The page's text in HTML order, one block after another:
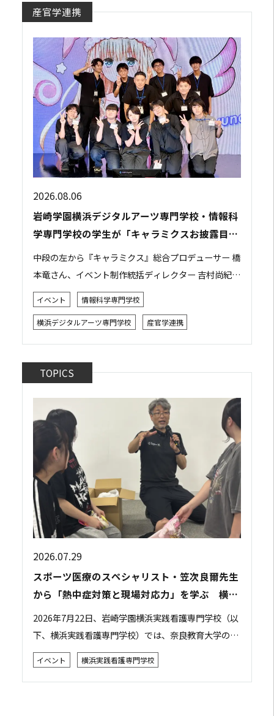
産官学連携
2026.08.06
岩崎学園横浜デジタルアーツ専門学校・情報科
学専門学校の学生が「キャラミクスお披露目イ
ベント」の運営スタッフとして参加しました
中段の左から『キャラミクス』総合プロデューサー 橋
本竜さん、イベント制作統括ディレクター 吉村尚紀さ
ん 2026年8月2日、都内で開催された株式会社リモア
主催の「キャラミクスお披露目イベント」...
イベント 情報科学専門学校
横浜デジタルアーツ専門学校 産官学連携
TOPICS
2026.07.29
スポーツ医療のスペシャリスト・笠次良爾先生
から「熱中症対策と現場対応力」を学ぶ 横浜
実践看護専門学校で特別講義を開催
2026年7月22日、岩崎学園横浜実践看護専門学校（以
下、横浜実践看護専門学校）では、奈良教育大学の笠
次良爾先生をお招きし、「災害現場やスポーツ現場で
の判断力・対応力を学ぶ ～熱中症～」をテー...
イベント 横浜実践看護専門学校